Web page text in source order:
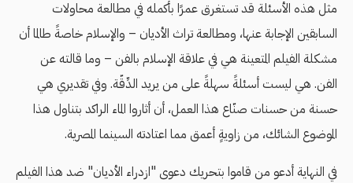
مثل هذه الأسئلة قد تستغرق عمرًا بأكمله في مطالعة محاولات
السابقين الإجابة عنها، ومطالعة تراث الأديان – والإسلام خاصةً طالما أن
مشكلة الفيلم المتعينة هي في علاقة الإسلام بالفن – وما قالته عن
الفن. هي ليست أسئلةً سهلةً على من يريد الدِّقّة. وفي تقديري هي
حسنة من حسنات صنّاع هذا العمل، أن أثاروا الماء الراكد بتناول هذا
الموضوع الشائك، من زاويةٍ أعمق مما اعتادته السينما المصرية.
في النهاية أدعو من قاموا بتحريك دعوى "ازدراء الأديان" ضد هذا الفيلم